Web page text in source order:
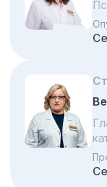
прямо сейчас
Что
Вызов
Нарколог